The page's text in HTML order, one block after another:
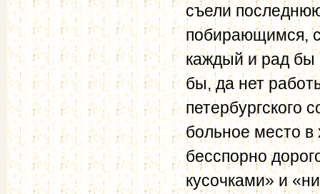
съели
побирающимся,
каждый и рад бы
бы, да нет
петербургского
боль­ное место в
бесспорно
кусочками» и